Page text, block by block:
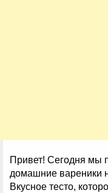
Привет! Сегодня мы
домашние вареники
Вкусное тесто,